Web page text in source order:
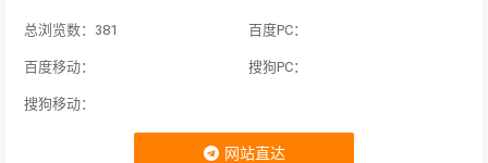
总浏览数：381 百度PC：
百度移动： 搜狗PC：
搜狗移动：
网站直达